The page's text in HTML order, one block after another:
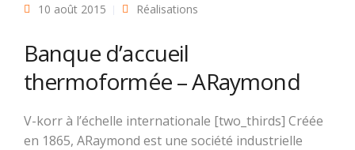
10 août 2015 Réalisations
Banque d’accueil
thermoformée – ARaymond
V-korr à l’échelle internationale [two_thirds] Créée
en 1865, ARaymond est une société industrielle